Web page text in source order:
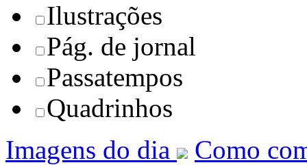
Ilustrações
Pág. de jornal
Passatempos
Quadrinhos
Imagens do dia
Como